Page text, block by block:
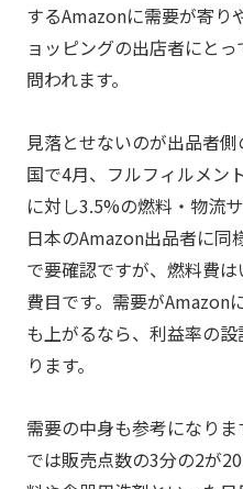
するAmazonに需要が寄り
ョッピングの出店者にと
問われます。
見落とせないのが出品者
国で4月、フルフィルメン
に対し3.5%の燃料・物流
日本のAmazon出品者に同
で要確認ですが、燃料費
費目です。需要がAmazon
も上がるなら、利益率の
ります。
需要の中身も参考になり
では販売点数の3分の2が